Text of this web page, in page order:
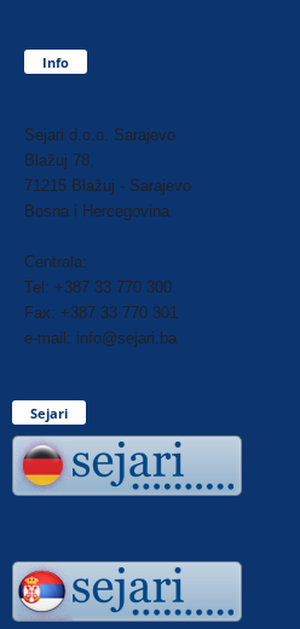
Info
Sejari d.o.o. Sarajevo
Blažuj 78,
71215 Blažuj - Sarajevo
Bosna i Hercegovina
Centrala:
Tel: +387 33 770 300
Fax: +387 33 770 301
e-mail: info@sejari.ba
Sejari